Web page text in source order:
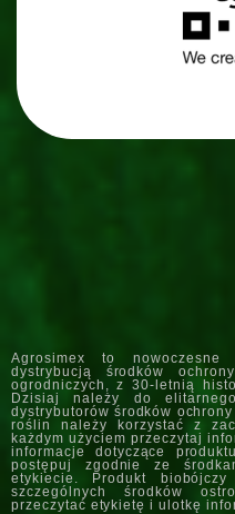
Agrosimex to nowoczesne
dystrybucją środków
ogrodniczych, z 30-letnią
Dzisiaj należy do
dystrybutorów środków
roślin należy korzystać z
każdym użyciem przeczytaj
informacje dotyczące
postępuj zgodnie ze
etykiecie. Produkt
szczególnych środków
przeczytać etykietę i ulotkę